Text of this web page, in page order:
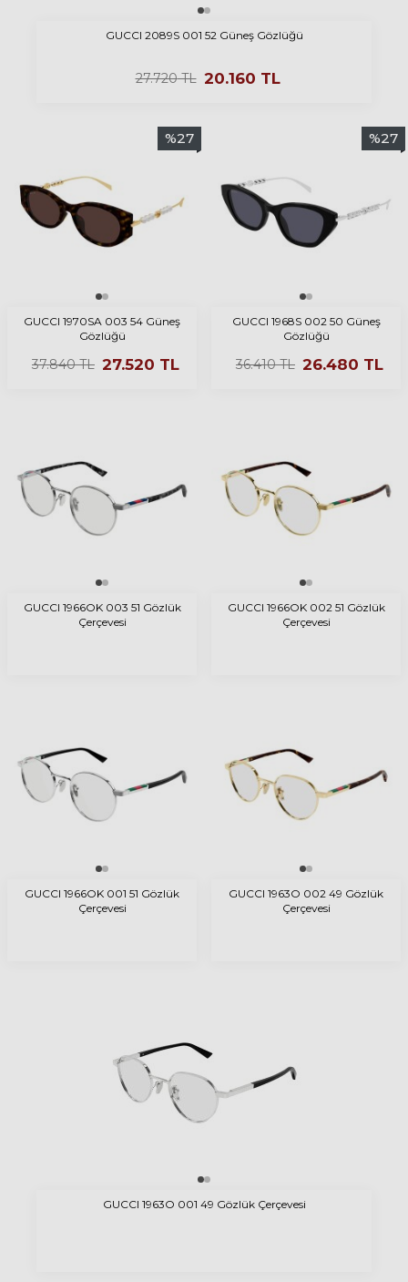
GUCCI 2089S 001 52 Güneş Gözlüğü
27.720TL 20.160 TL
%27
GUCCI 1970SA 003 54 Güneş
Gözlüğü
37.840TL 27.520 TL
%27
GUCCI 1968S 002 50 Güneş
Gözlüğü
36.410TL 26.480 TL
GUCCI 1966OK 003 51 Gözlük
Çerçevesi
GUCCI 1966OK 002 51 Gözlük
Çerçevesi
GUCCI 1966OK 001 51 Gözlük
Çerçevesi
GUCCI 1963O 002 49 Gözlük
Çerçevesi
GUCCI 1963O 001 49 Gözlük Çerçevesi